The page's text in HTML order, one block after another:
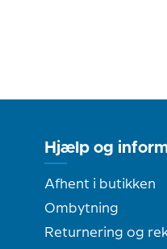
Hjælp og
Afhent i butikken
Ombytning
Returnering og